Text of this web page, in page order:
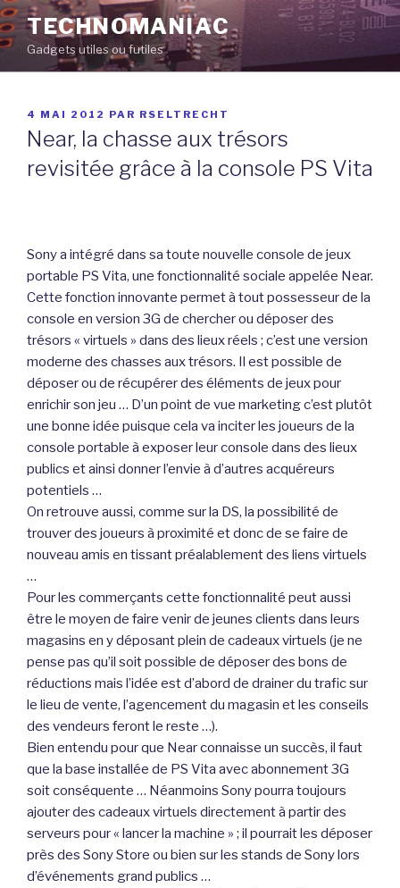
Aller
au
contenu
principal
TECHNOMANIAC
Gadgets utiles ou futiles
PUBLIÉ
LE
4 MAI 2012 PAR RSELTRECHT
Near, la chasse aux trésors
revisitée grâce à la console PS Vita
Sony a intégré dans sa toute nouvelle console de jeux
portable PS Vita, une fonctionnalité sociale appelée Near.
Cette fonction innovante permet à tout possesseur de la
console en version 3G de chercher ou déposer des
trésors « virtuels » dans des lieux réels ; c’est une version
moderne des chasses aux trésors. Il est possible de
déposer ou de récupérer des éléments de jeux pour
enrichir son jeu … D’un point de vue marketing c’est plutôt
une bonne idée puisque cela va inciter les joueurs de la
console portable à exposer leur console dans des lieux
publics et ainsi donner l’envie à d’autres acquéreurs
potentiels …
On retrouve aussi, comme sur la DS, la possibilité de
trouver des joueurs à proximité et donc de se faire de
nouveau amis en tissant préalablement des liens virtuels
…
Pour les commerçants cette fonctionnalité peut aussi
être le moyen de faire venir de jeunes clients dans leurs
magasins en y déposant plein de cadeaux virtuels (je ne
pense pas qu’il soit possible de déposer des bons de
réductions mais l’idée est d’abord de drainer du trafic sur
le lieu de vente, l’agencement du magasin et les conseils
des vendeurs feront le reste …).
Bien entendu pour que Near connaisse un succès, il faut
que la base installée de PS Vita avec abonnement 3G
soit conséquente … Néanmoins Sony pourra toujours
ajouter des cadeaux virtuels directement à partir des
serveurs pour « lancer la machine » ; il pourrait les déposer
près des Sony Store ou bien sur les stands de Sony lors
d’événements grand publics …